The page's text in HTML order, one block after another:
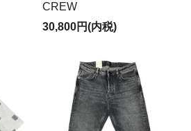
CREW
30,800円(内税)